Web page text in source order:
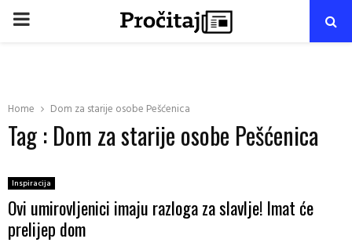
PRIMARY
Home Dom za starije osobe Pešćenica
Tag : Dom za starije osobe Pešćenica
Inspiracija
Ovi umirovljenici imaju razloga za slavlje! Imat će
prelijep dom